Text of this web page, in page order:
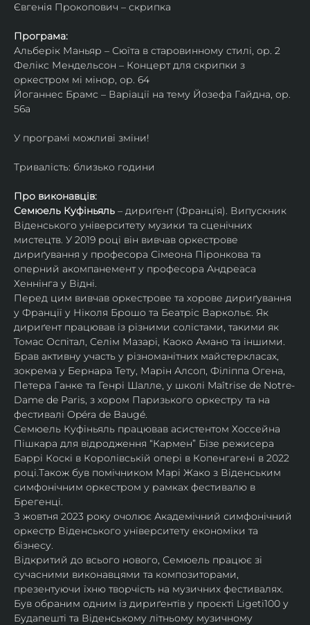
Євгенія Прокопович – скрипка
Програма:
Альберік Маньяр – Сюїта в старовинному стилі, ор. 2
Фелікс Мендельсон – Концерт для скрипки з
оркестром мі мінор, ор. 64
Йоганнес Брамс – Варіації на тему Йозефа Гайдна, ор.
56a
У програмі можливі зміни!
Тривалість: близько години
Про виконавців:
Семюель Куфіньяль – дириґент (Франція). Випускник
Віденського університету музики та сценічних
мистецтв. У 2019 році він вивчав оркестрове
дириґування у професора Сімеона Піронкова та
оперний акомпанемент у професора Андреаса
Хеннінга у Відні.
Перед цим вивчав оркестрове та хорове дириґування
у Франції у Ніколя Брошо та Беатріс Варкольє. Як
дириґент працював із різними солістами, такими як
Томас Оспітал, Селім Мазарі, Каоко Амано та іншими.
Брав активну участь у різноманітних майстеркласах,
зокрема у Бернара Тету, Марін Алсоп, Філіппа Огена,
Петера Ганке та Генрі Шалле, у школі Maîtrise de Notre-
Dame de Paris, з хором Паризького оркестру та на
фестивалі Opéra de Baugé.
Семюель Куфіньяль працював асистентом Хоссейна
Пішкара для відродження “Кармен” Бізе режисера
Баррі Коскі в Королівській опері в Копенгагені в 2022
році.Також був помічником Марі Жако з Віденським
симфонічним оркестром у рамках фестивалю в
Брегенці.
З жовтня 2023 року очолює Академічний симфонічний
оркестр Віденського університету економіки та
бізнесу.
Відкритий до всього нового, Семюель працює зі
сучасними виконавцями та композиторами,
презентуючи їхню творчість на музичних фестивалях.
Був обраним одним із дириґентів у проєкті Ligeti100 у
Будапешті та Віденському літньому музичному